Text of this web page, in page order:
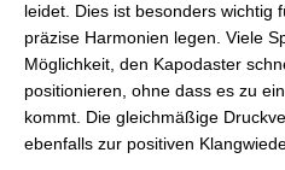
leidet. Dies ist besonders wichtig
präzise Harmonien legen. Viele
Möglichkeit, den Kapodaster
positionieren, ohne dass es zu
kommt. Die gleichmäßige
ebenfalls zur positiven